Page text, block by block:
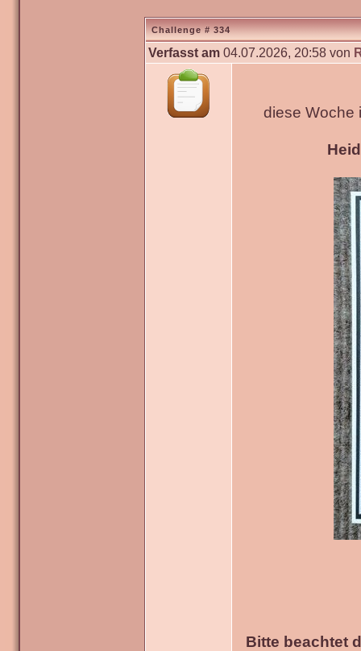
Challenge # 334
Verfasst am 04.07.2026, 20:58 von
diese Woche
Bitte beachtet